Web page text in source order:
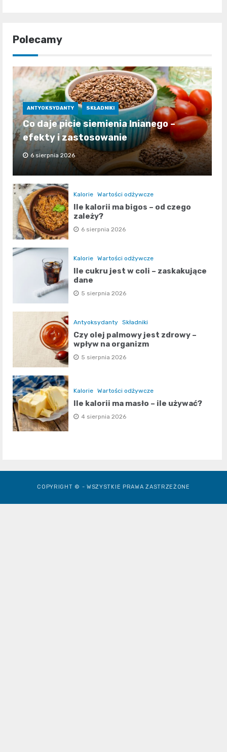
Polecamy
ANTYOKSYDANTY SKŁADNIKI
Co daje picie siemienia lnianego –
efekty i zastosowanie
6 sierpnia 2026
Kalorie Wartości odżywcze
Ile kalorii ma bigos – od czego
zależy?
6 sierpnia 2026
Kalorie Wartości odżywcze
Ile cukru jest w coli – zaskakujące
dane
5 sierpnia 2026
Antyoksydanty Składniki
Czy olej palmowy jest zdrowy –
wpływ na organizm
5 sierpnia 2026
Kalorie Wartości odżywcze
Ile kalorii ma masło – ile używać?
4 sierpnia 2026
COPYRIGHT © - WSZYSTKIE PRAWA ZASTRZEŻONE